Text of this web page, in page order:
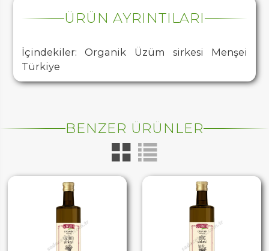
ÜRÜN AYRINTILARI
İçindekiler: Organik Üzüm sirkesi Menşei
Türkiye
BENZER ÜRÜNLER